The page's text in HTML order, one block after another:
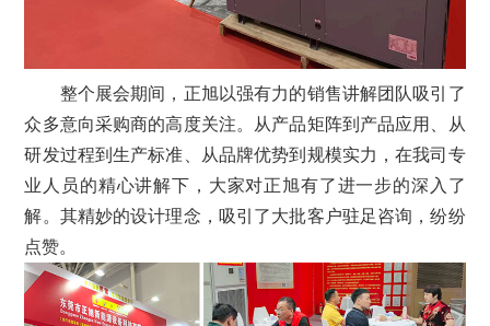
整个展会期间，正旭以强有力的销售讲解团队吸引了
众多意向采购商的高度关注。从产品矩阵到产品应用、从
研发过程到生产标准、从品牌优势到规模实力，在我司专
业人员的精心讲解下，大家对正旭有了进一步的深入了
解。其精妙的设计理念，吸引了大批客户驻足咨询，纷纷
点赞。